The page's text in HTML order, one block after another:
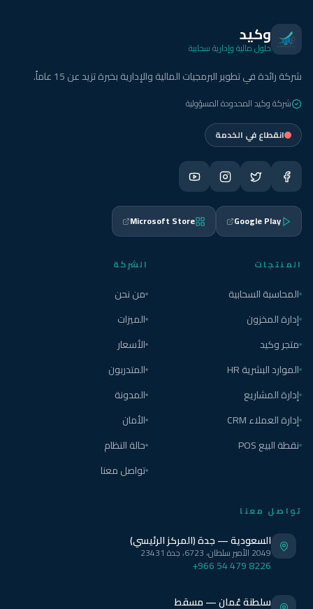
وكيد
حلول مالية وإدارية سحابية
شركة رائدة في تطوير البرمجيات المالية والإدارية بخبرة تزيد عن 15 عاماً.
شركة وكيد المحدودة المسؤولية
انقطاع في الخدمة
Google Play
Microsoft Store
المنتجات
المحاسبة السحابية
إدارة المخزون
متجر وكيد
الموارد البشرية HR
إدارة المشاريع
إدارة العملاء CRM
نقطة البيع POS
الشركة
من نحن
الميزات
الأسعار
المتدربون
المدونة
الأمان
حالة النظام
تواصل معنا
تواصل معنا
السعودية — جدة (المركز الرئيسي)
2049 الأمير سلطان، 6723، جدة 23431
+966 54 479 8226
سلطنة عُمان — مسقط